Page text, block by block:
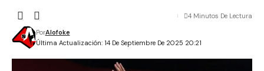
Última Actualización: 14 De Septiembre De 2025 20:21
PorAlofoke
4 Minutos De Lectura